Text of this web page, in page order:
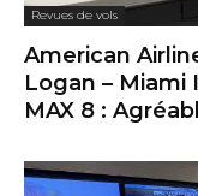
Revues de vols
American
Logan –
MAX 8 :